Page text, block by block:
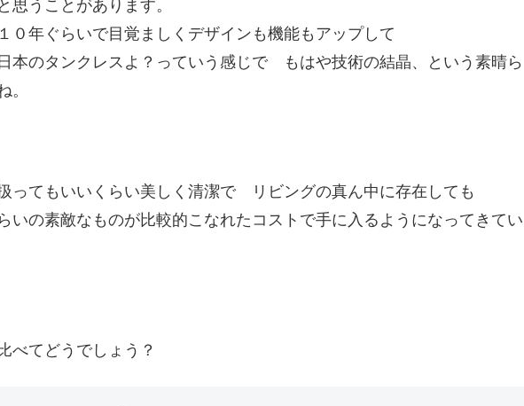
思うことがあります。
０年ぐらいで目覚ましくデザインも機能もアップして
本のタンクレスよ？っていう感じで もはや技術の結晶、という素晴ら
。
ってもいいくらい美しく清潔で リビングの真ん中に存在しても
いの素敵なものが比較的こなれたコストで手に入るようになってきてい
べてどうでしょう？